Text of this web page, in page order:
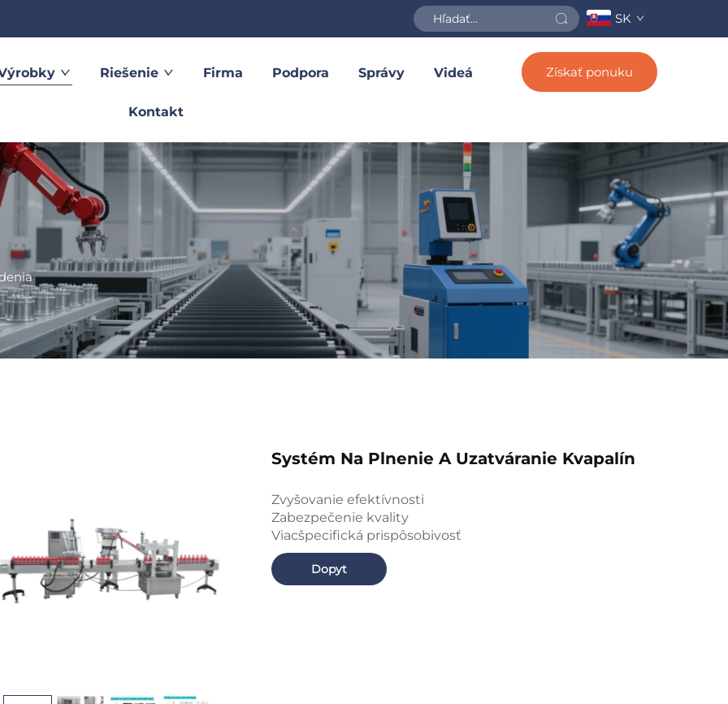
SK
Riešenie Firma Podpora Správy Videá
Kontakt
Získať ponuku
Systém Na Plnenie A Uzatváranie Kvapalín
Zvyšovanie efektívnosti
Zabezpečenie kvality
Viacšpecifická prispôsobivosť
Dopyt